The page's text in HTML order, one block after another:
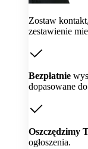
Zostaw
zestawienie
Bezpłatnie
dopasowane
Oszczędzimy
ogłoszenia.